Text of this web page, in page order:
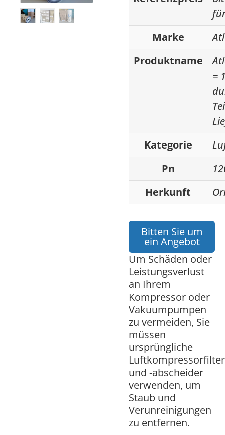
Marke
Produktname
=
Kategorie
Pn
Herkunft
Bitten Sie um
ein Angebot
Um Schäden oder
Leistungsverlust
an Ihrem
Kompressor oder
Vakuumpumpen
zu vermeiden, Sie
müssen
ursprüngliche
Luftkompressorfilter
und -abscheider
verwenden, um
Staub und
Verunreinigungen
zu entfernen.